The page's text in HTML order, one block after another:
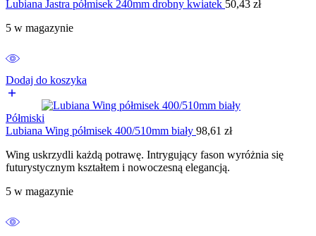
Lubiana Jastra półmisek 240mm drobny kwiatek 50,43 zł
5 w magazynie
Dodaj do koszyka
Półmiski
Lubiana Wing półmisek 400/510mm biały 98,61 zł
Wing uskrzydli każdą potrawę. Intrygujący fason wyróżnia się
futurystycznym kształtem i nowoczesną elegancją.
5 w magazynie